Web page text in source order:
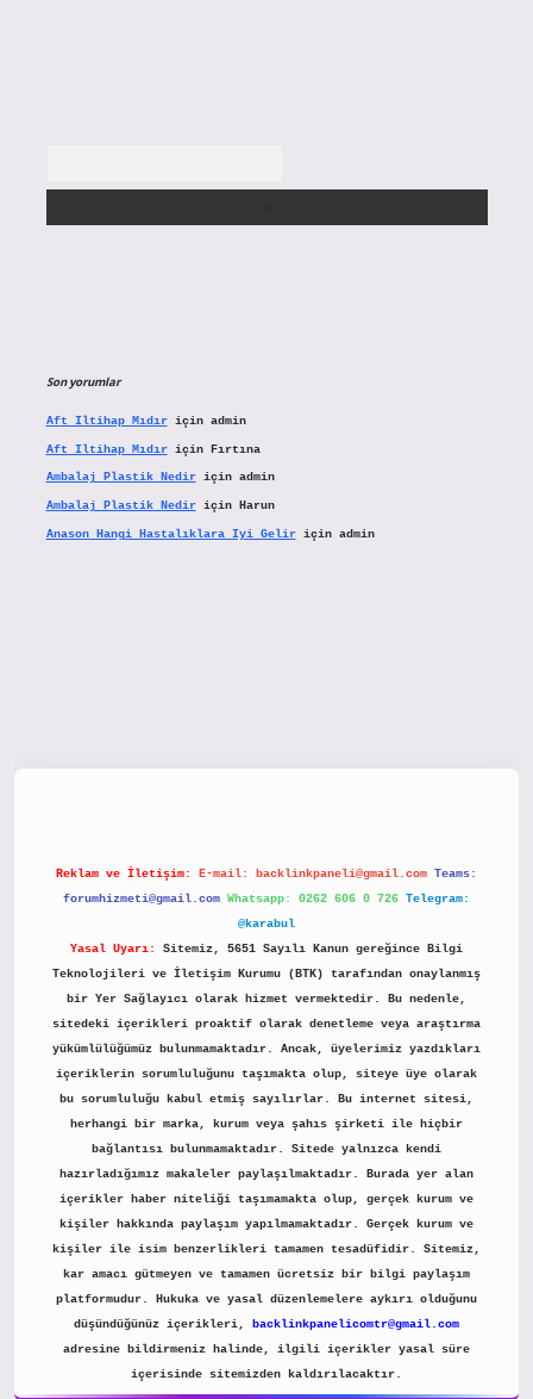
Son yorumlar
Aft Iltihap Mıdıriçin admin
Aft Iltihap Mıdıriçin Fırtına
Ambalaj Plastik Nediriçin admin
Ambalaj Plastik Nediriçin Harun
Anason Hangi Hastalıklara Iyi Geliriçin admin
Reklam ve İletişim: E-mail: backlinkpaneli@gmail.com Teams:
forumhizmeti@gmail.com Whatsapp: 0262 606 0 726 Telegram:
@karabul
Yasal Uyarı:
Sitemiz, 5651 Sayılı Kanun gereğince Bilgi
Teknolojileri ve İletişim Kurumu (BTK) tarafından onaylanmış
bir Yer Sağlayıcı olarak hizmet vermektedir. Bu nedenle,
sitedeki içerikleri proaktif olarak denetleme veya araştırma
yükümlülüğümüz bulunmamaktadır. Ancak, üyelerimiz yazdıkları
içeriklerin sorumluluğunu taşımakta olup, siteye üye olarak
bu sorumluluğu kabul etmiş sayılırlar. Bu internet sitesi,
herhangi bir marka, kurum veya şahıs şirketi ile hiçbir
bağlantısı bulunmamaktadır. Sitede yalnızca kendi
hazırladığımız makaleler paylaşılmaktadır. Burada yer alan
içerikler haber niteliği taşımamakta olup, gerçek kurum ve
kişiler hakkında paylaşım yapılmamaktadır. Gerçek kurum ve
kişiler ile isim benzerlikleri tamamen tesadüfidir. Sitemiz,
kar amacı gütmeyen ve tamamen ücretsiz bir bilgi paylaşım
platformudur. Hukuka ve yasal düzenlemelere aykırı olduğunu
düşündüğünüz içerikleri,
backlinkpanelicomtr@gmail.com
adresine bildirmeniz halinde, ilgili içerikler yasal süre
içerisinde sitemizden kaldırılacaktır.